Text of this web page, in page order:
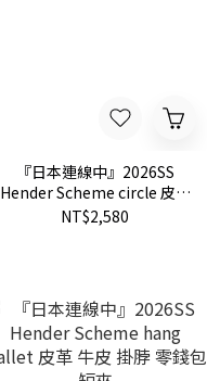
『日本連線中』2026SS
Hender Scheme circle 皮革
牛皮 半圓 鑰匙圈
NT$2,580